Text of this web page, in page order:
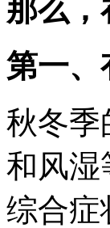
那么，
第一、
秋冬季
和风湿
综合症